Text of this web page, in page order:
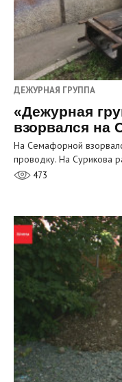
ДЕЖУРНАЯ ГРУППА
«Дежурная
взорвался на
На Семафорной
проводку. На Сурикова
473